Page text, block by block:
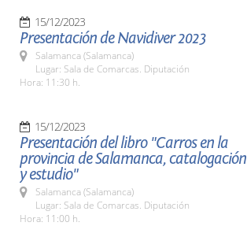
15/12/2023
Presentación de Navidiver 2023
Salamanca (Salamanca)
Lugar: Sala de Comarcas. Diputación
Hora: 11:30 h.
15/12/2023
Presentación del libro "Carros en la
provincia de Salamanca, catalogación
y estudio"
Salamanca (Salamanca)
Lugar: Sala de Comarcas. Diputación
Hora: 11:00 h.